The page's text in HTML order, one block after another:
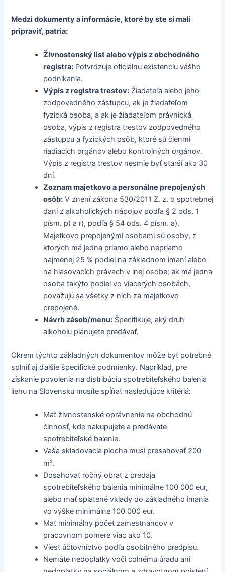
Medzi dokumenty a informácie, ktoré by ste si mali
pripraviť, patria:
Živnostenský list alebo výpis z obchodného
registra: Potvrdzuje oficiálnu existenciu vášho
podnikania.
Výpis z registra trestov: Žiadateľa alebo jeho
zodpovedného zástupcu, ak je žiadateľom
fyzická osoba, a ak je žiadateľom právnická
osoba, výpis z registra trestov zodpovedného
zástupcu a fyzických osôb, ktoré sú členmi
riadiacich orgánov alebo kontrolných orgánov.
Výpis z registra trestov nesmie byť starší ako 30
dní.
Zoznam majetkovo a personálne prepojených
osôb: V znení zákona 530/2011 Z. z. o spotrebnej
dani z alkoholických nápojov podľa § 2 ods. 1
písm. p) a r), podľa § 54 ods. 4 písm. a).
Majetkovo prepojenými osobami sú osoby, z
ktorých má jedna priamo alebo nepriamo
najmenej 25 % podiel na základnom imaní alebo
na hlasovacích právach v inej osobe; ak má jedna
osoba takýto podiel vo viacerých osobách,
považujú sa všetky z nich za majetkovo
prepojené.
Návrh zásob/menu: Špecifikuje, aký druh
alkoholu plánujete predávať.
Okrem týchto základných dokumentov môže byť potrebné
splniť aj ďalšie špecifické podmienky. Napríklad, pre
získanie povolenia na distribúciu spotrebiteľského balenia
liehu na Slovensku musíte spĺňať nasledujúce kritériá:
Mať živnostenské oprávnenie na obchodnú
činnosť, kde nakupujete a predávate
spotrebiteľské balenie.
Vaša skladovacia plocha musí presahovať 200
m².
Dosahovať ročný obrat z predaja
spotrebiteľského balenia minimálne 100 000 eur,
alebo mať splatené vklady do základného imania
vo výške minimálne 100 000 eur.
Mať minimálny počet zamestnancov v
pracovnom pomere viac ako 10.
Viesť účtovníctvo podľa osobitného predpisu.
Nemáte nedoplatky voči colnému úradu ani